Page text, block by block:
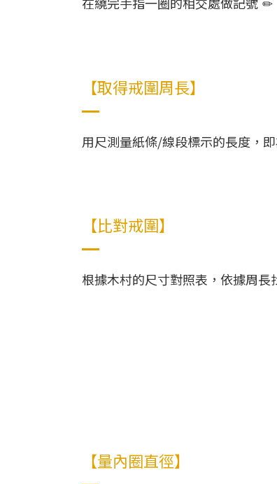
✏
【取得戒圍周長】
用尺測量紙條/線段標示的長度，
【比對戒圍】
根據木村的尺寸對照表，依據周長
【量內圈直徑】